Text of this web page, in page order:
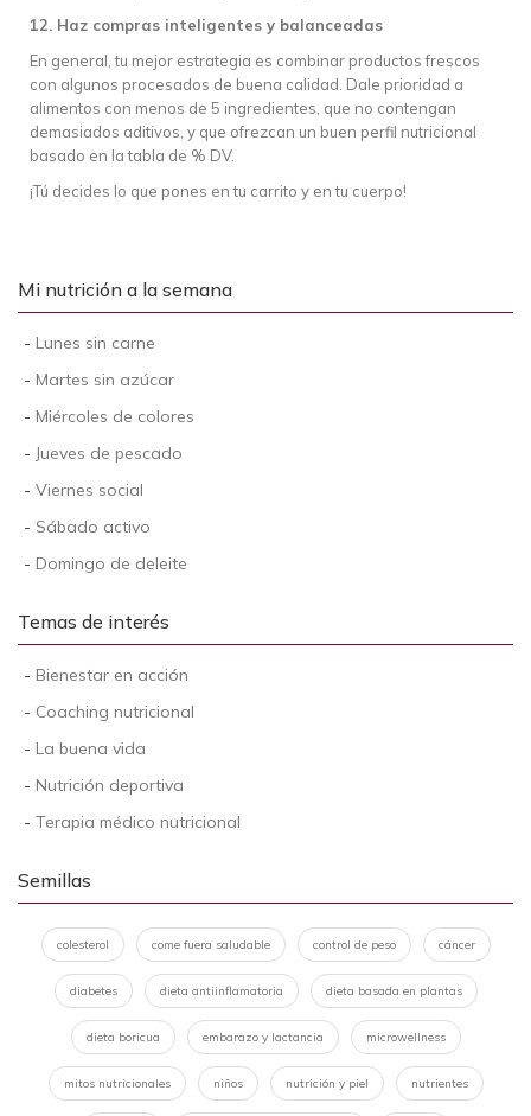
12. Haz compras inteligentes y balanceadas
En general, tu mejor estrategia es combinar productos frescos
con algunos procesados de buena calidad. Dale prioridad a
alimentos con menos de 5 ingredientes, que no contengan
demasiados aditivos, y que ofrezcan un buen perfil nutricional
basado en la tabla de % DV.
¡Tú decides lo que pones en tu carrito y en tu cuerpo!
Mi nutrición a la semana
- Lunes sin carne
- Martes sin azúcar
- Miércoles de colores
- Jueves de pescado
- Viernes social
- Sábado activo
- Domingo de deleite
Temas de interés
- Bienestar en acción
- Coaching nutricional
- La buena vida
- Nutrición deportiva
- Terapia médico nutricional
Semillas
colesterol come fuera saludable control de peso cáncer
diabetes dieta antiinflamatoria dieta basada en plantas
dieta boricua embarazo y lactancia microwellness
mitos nutricionales niños nutrición y piel nutrientes